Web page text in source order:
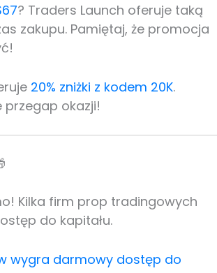
? Traders Launch oferuje taką
zakupu. Pamiętaj, że promocja
20% zniżki z kodem 20K.
przegap okazji!
Kilka firm prop tradingowych
do kapitału.
wygra darmowy dostęp do